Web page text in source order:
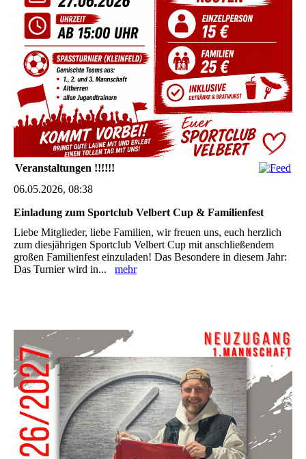
Veranstaltungen !!!!!!
06.05.2026, 08:38
Einladung zum Sportclub Velbert Cup & Familienfest
Liebe Mitglieder, liebe Familien, wir freuen uns, euch herzlich
zum diesjährigen Sportclub Velbert Cup mit anschließendem
großen Familienfest einzuladen! Das Besondere in diesem Jahr:
Das Turnier wird in... mehr